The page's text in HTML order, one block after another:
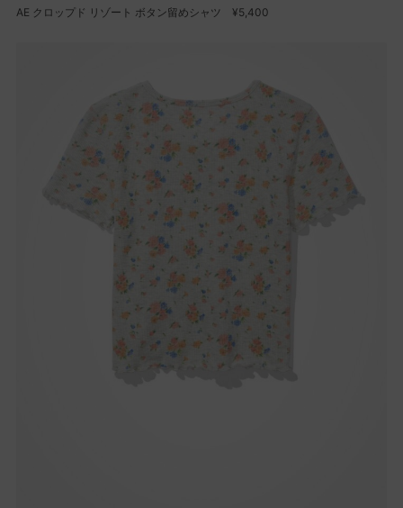
AE クロップド リゾート ボタン留めシャツ ¥5,400